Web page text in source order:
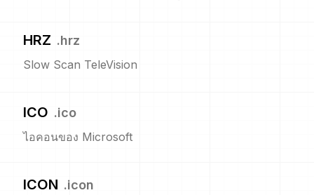
HRZ .hrz
Slow Scan TeleVision
ICO .ico
ไอคอนของ Microsoft
ICON .icon